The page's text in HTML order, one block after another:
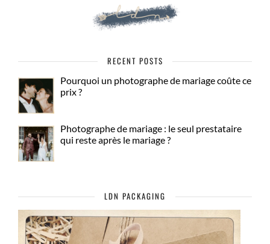
RECENT POSTS
Pourquoi un photographe de mariage coûte ce
prix ?
Photographe de mariage : le seul prestataire
qui reste après le mariage ?
LDN PACKAGING